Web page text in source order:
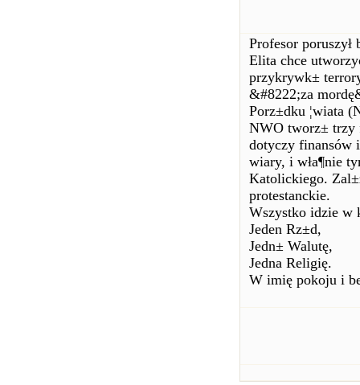
Profesor poruszył
Elita chce
przykrywk±
&#8222;za
Porz±dku ¦wiata
NWO tworz± trzy
dotyczy finansów
wiary, i wła¶nie
Katolickiego.
protestanckie.
Wszystko idzie w
Jeden Rz±d,
Jedn± Walutę,
Jedna Religię.
W imię pokoju i